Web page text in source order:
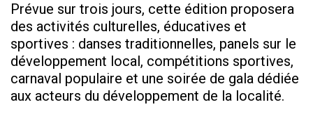
Prévue sur trois jours, cette édition proposera
des activités culturelles, éducatives et
sportives : danses traditionnelles, panels sur le
développement local, compétitions sportives,
carnaval populaire et une soirée de gala dédiée
aux acteurs du développement de la localité.